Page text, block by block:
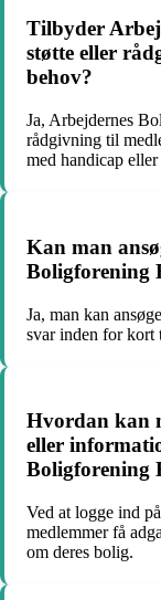
Tilbyder
støtte eller
behov?
Ja, Arbejdernes
rådgivning til
med handicap
Kan man
Boligforening
Ja, man kan
svar inden for kort
Hvordan kan
eller
Boligforening
Ved at logge ind
medlemmer få
om deres bolig.